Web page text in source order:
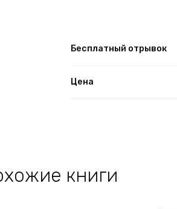
Бесплатный отрывок
Цена
книги